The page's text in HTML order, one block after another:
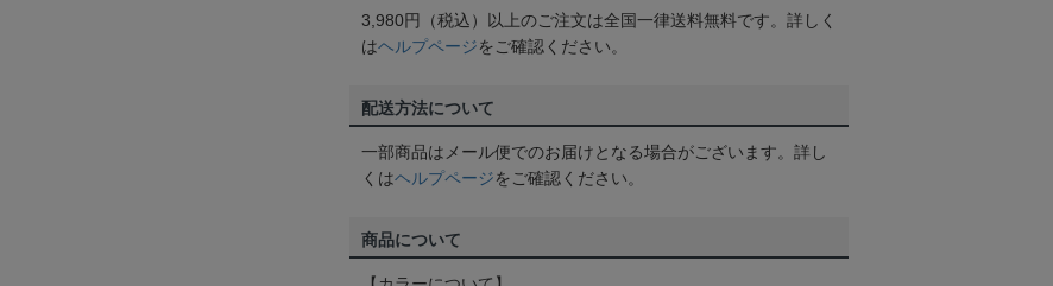
3,980円（税込）以上のご注文は全国一律送料無料です。詳しく
はヘルプページをご確認ください。
配送方法について
一部商品はメール便でのお届けとなる場合がございます。詳し
くはヘルプページをご確認ください。
商品について